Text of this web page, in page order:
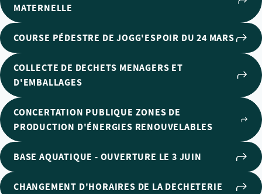
MATERNELLE
COURSE PÉDESTRE DE JOGG'ESPOIR DU 24 MARS
COLLECTE DE DECHETS MENAGERS ET
D'EMBALLAGES
CONCERTATION PUBLIQUE ZONES DE
PRODUCTION D'ÉNERGIES RENOUVELABLES
BASE AQUATIQUE - OUVERTURE LE 3 JUIN
CHANGEMENT D'HORAIRES DE LA DECHETERIE